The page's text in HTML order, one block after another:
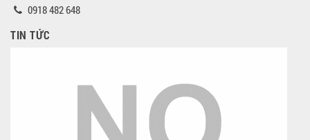
0918 482 648
TIN TỨC